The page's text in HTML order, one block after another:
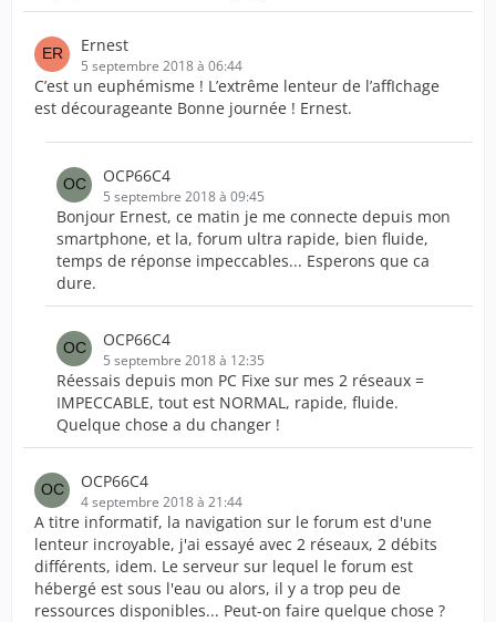
Ernest
5 septembre 2018 à 06:44
C’est un euphémisme ! L’extrême lenteur de l’affIchage
est décourageante Bonne journée ! Ernest.
OCP66C4
5 septembre 2018 à 09:45
Bonjour Ernest, ce matin je me connecte depuis mon
smartphone, et la, forum ultra rapide, bien fluide,
temps de réponse impeccables... Esperons que ca
dure.
OCP66C4
5 septembre 2018 à 12:35
Réessais depuis mon PC Fixe sur mes 2 réseaux =
IMPECCABLE, tout est NORMAL, rapide, fluide.
Quelque chose a du changer !
OCP66C4
4 septembre 2018 à 21:44
A titre informatif, la navigation sur le forum est d'une
lenteur incroyable, j'ai essayé avec 2 réseaux, 2 débits
différents, idem. Le serveur sur lequel le forum est
hébergé est sous l'eau ou alors, il y a trop peu de
ressources disponibles... Peut-on faire quelque chose ?